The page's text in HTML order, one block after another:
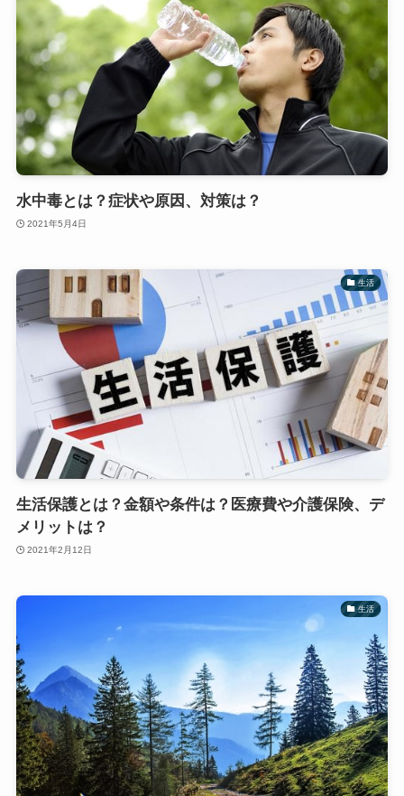
水中毒とは？症状や原因、対策は？
2021年5月4日
生活
生活保護とは？金額や条件は？医療費や介護保険、デ
メリットは？
2021年2月12日
生活